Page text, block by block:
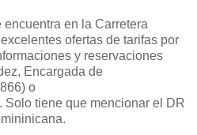
en la Carretera
ofertas de tarifas por
y reservaciones
Encargada de
o
Solo tiene que mencionar el DR